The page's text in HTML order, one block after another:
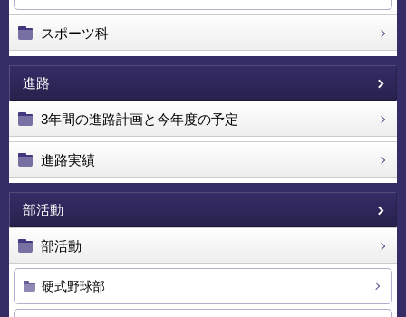
スポーツ科
進路
3年間の進路計画と今年度の予定
進路実績
部活動
部活動
硬式野球部